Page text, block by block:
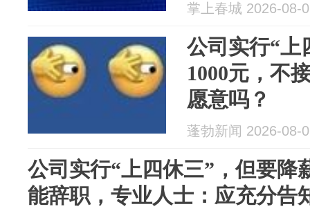
掌上春城 2026-08-
公司实行“上
1000元，不
愿意吗？
蓬勃新闻 2026-08-
公司实行“上四休三”，但要降
能辞职，专业人士：应充分告